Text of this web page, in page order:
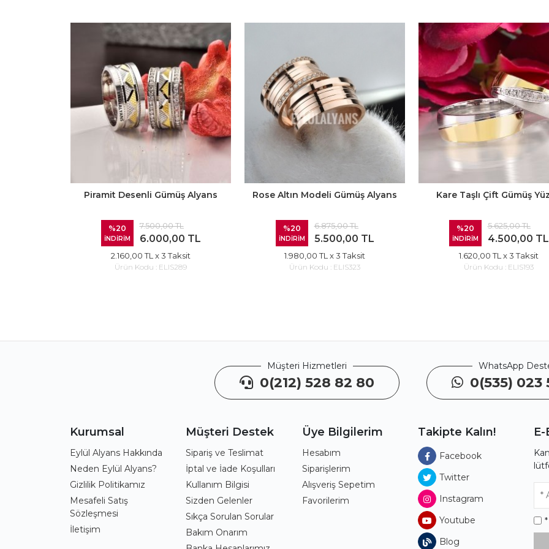
Piramit Desenli Gümüş Alyans
%20
İNDİRİM
7.500,00 TL
6.000,00 TL
2.160,00 TL x 3 Taksit
Ürün Kodu : ELIS289
Rose Altın Modeli Gümüş Alyans
%20
İNDİRİM
6.875,00 TL
5.500,00 TL
1.980,00 TL x 3 Taksit
Ürün Kodu : ELIS323
Kare Taşlı Çift Gümüş
%20
İNDİRİM
5.625,00 TL
4.500,00 TL
1.620,00 TL x 3 Taksit
Ürün Kodu : ELIS193
Müşteri Hizmetleri
0(212) 528 82 80
WhatsApp
0(535) 023
Kurumsal
Eylül Alyans Hakkında
Neden Eylül Alyans?
Gizlilik Politikamız
Mesafeli Satış
Sözleşmesi
İletişim
Müşteri Destek
Sipariş ve Teslimat
İptal ve İade Koşulları
Kullanım Bilgisi
Sizden Gelenler
Sıkça Sorulan Sorular
Bakım Onarım
Üye Bilgilerim
Hesabım
Siparişlerim
Alışveriş Sepetim
Favorilerim
Takipte Kalın!
Facebook
Twitter
Instagram
Youtube
Blog